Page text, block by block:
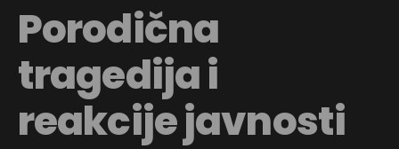
Porodična
tragedija i
reakcije javnosti